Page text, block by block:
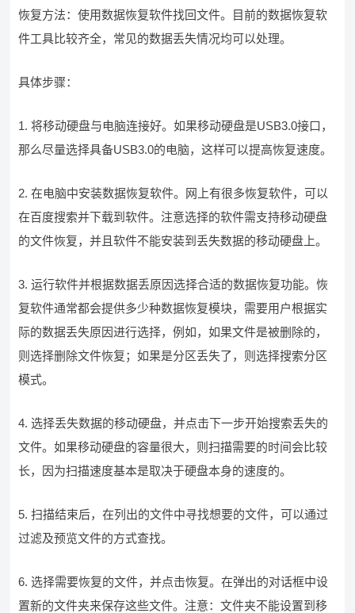
恢复方法：使用数据恢复软件找回文件。目前的数据恢复软
件工具比较齐全，常见的数据丢失情况均可以处理。
具体步骤：
1. 将移动硬盘与电脑连接好。如果移动硬盘是USB3.0接口，
那么尽量选择具备USB3.0的电脑，这样可以提高恢复速度。
2. 在电脑中安装数据恢复软件。网上有很多恢复软件，可以
在百度搜索并下载到软件。注意选择的软件需支持移动硬盘
的文件恢复，并且软件不能安装到丢失数据的移动硬盘上。
3. 运行软件并根据数据丢原因选择合适的数据恢复功能。恢
复软件通常都会提供多少种数据恢复模块，需要用户根据实
际的数据丢失原因进行选择，例如，如果文件是被删除的，
则选择删除文件恢复；如果是分区丢失了，则选择搜索分区
模式。
4. 选择丢失数据的移动硬盘，并点击下一步开始搜索丢失的
文件。如果移动硬盘的容量很大，则扫描需要的时间会比较
长，因为扫描速度基本是取决于硬盘本身的速度的。
5. 扫描结束后，在列出的文件中寻找想要的文件，可以通过
过滤及预览文件的方式查找。
6. 选择需要恢复的文件，并点击恢复。在弹出的对话框中设
置新的文件夹来保存这些文件。注意：文件夹不能设置到移